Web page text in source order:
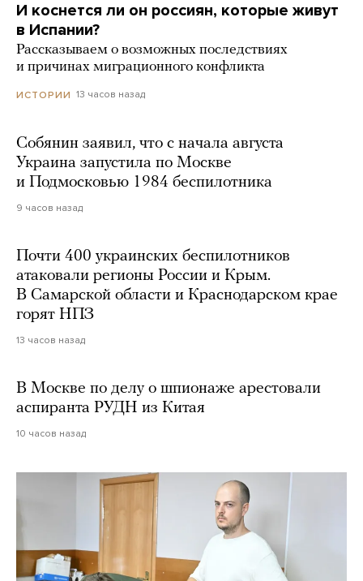
И коснется ли он россиян, которые живут
в Испании?
Рассказываем о возможных последствиях
и причинах миграционного конфликта
ИСТОРИИ 13 часов назад
Собянин заявил, что с начала августа
Украина запустила по Москве
и Подмосковью 1984 беспилотника
9 часов назад
Почти 400 украинских беспилотников
атаковали регионы России и Крым.
В Самарской области и Краснодарском крае
горят НПЗ
13 часов назад
В Москве по делу о шпионаже арестовали
аспиранта РУДН из Китая
10 часов назад